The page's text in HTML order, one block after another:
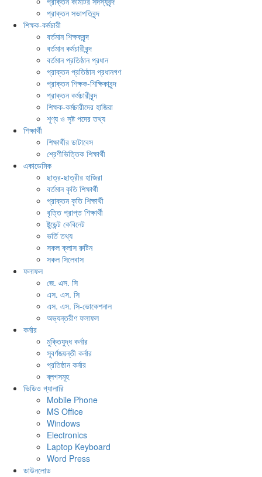
প্রাক্তন সভাপতিবৃন্দ
শিক্ষক-কর্মচারী
বর্তমান শিক্ষকবৃন্দ
বর্তমান কর্মচারীবৃন্দ
বর্তমান প্রতিষ্ঠান প্রধান
প্রাক্তন প্রতিষ্ঠান প্রধানগণ
প্রাক্তন শিক্ষক-শিক্ষিকাবৃন্দ
প্রাক্তন কর্মচারীবৃন্দ
শিক্ষক-কর্মচারীদের হাজিরা
শূণ্য ও সৃষ্ট পদের তথ্য
শিক্ষার্থী
শিক্ষার্থীর ডাটাবেস
শ্রেণীভিত্তিক শিক্ষার্থী
একাডেমিক
ছাত্র-ছাত্রীর হাজিরা
বর্তমান কৃতি শিক্ষার্থী
প্রাক্তন কৃতি শিক্ষার্থী
বৃত্তি প্রাপ্ত শিক্ষার্থী
ষ্টুডেন্ট কেবিনেট
ভর্তি তথ্য
সকল ক্লাস রুটিন
সকল সিলেবাস
ফলাফল
জে. এস. সি
এস. এস. সি
এস. এস. সি-ভোকেশনাল
অভ্যন্তরীণ ফলাফল
কর্নার
মুক্তিযুদ্ধ কর্নার
সূবর্ণজয়ন্তী কর্নার
প্রতিষ্ঠান কর্নার
ব্লগসমূহ
ভিডিও গ্যালারি
Mobile Phone
MS Office
Windows
Electronics
Laptop Keyboard
Word Press
ডাউনলোড